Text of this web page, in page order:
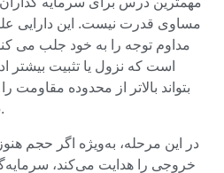
مساوی قدرت نیست. این دارایی
مداوم توجه را به خود جلب می
است که نزول یا تثبیت بیشتر
0.05-0.058 دلار بازیابی کند.
در این مرحله، به‌ویژه اگر حجم
خروجی را هدایت می‌کند،